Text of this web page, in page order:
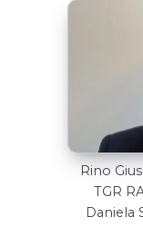
Rino
TGR
Daniela